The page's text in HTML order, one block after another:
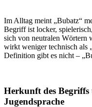
Im Alltag meint „Bubatz“
Begriff ist locker,
sich von neutralen Wörtern
wirkt weniger technisch als
Definition gibt es nicht –
Herkunft des
Jugendsprache